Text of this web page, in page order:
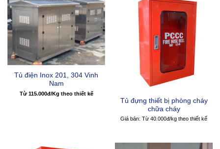
Tủ điện Inox 201, 304 Vinh
Nam
Từ 115.000đ/Kg theo thiết kế
Tủ đựng thiết bị phòng cháy
chữa cháy
Giá bán: Từ 40.000đ/kg theo thiết kế